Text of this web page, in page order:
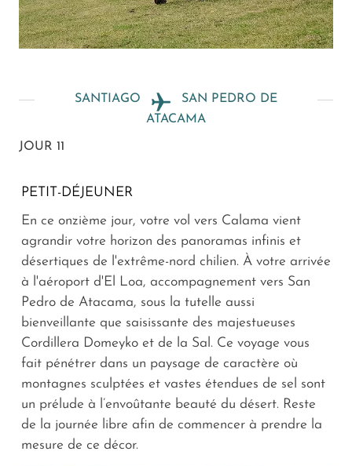
SANTIAGO
SAN PEDRO DE
ATACAMA
JOUR 11
PETIT-DÉJEUNER
En ce onzième jour, votre vol vers Calama vient
agrandir votre horizon des panoramas infinis et
désertiques de l'extrême-nord chilien. À votre arrivée
à l'aéroport d'El Loa, accompagnement vers San
Pedro de Atacama, sous la tutelle aussi
bienveillante que saisissante des majestueuses
Cordillera Domeyko et de la Sal. Ce voyage vous
fait pénétrer dans un paysage de caractère où
montagnes sculptées et vastes étendues de sel sont
un prélude à l’envoûtante beauté du désert. Reste
de la journée libre afin de commencer à prendre la
mesure de ce décor.